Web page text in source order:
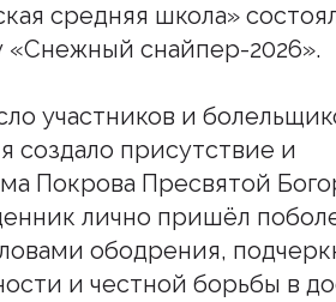
средняя школа»
«Снежный снайпер-2026».
участников и
создало присутствие и
Покрова Пресвятой
лично пришёл
ободрения,
и честной борьбы в